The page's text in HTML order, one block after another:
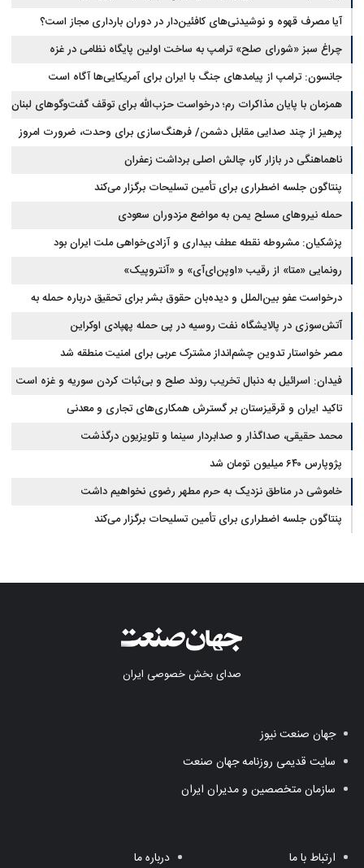
آیا مصرف قهوه و نوشیدنی‌های کافئین‌دار در دوران بارداری مجاز است؟
چراغ سبز «شورای صلح» ترامپ به ساخت اولین پایگاه نظامی در غزه
جانسون: ترامپ از پیامدهای جنگ با ایران برای آمریکایی‌ها آگاه است
همزمان با پایان مذاکرات رم؛ درخواست حزب‌الله برای توقف گفت‌وگوهای لبنان
با اسرائیل
پرهیز از چند صدایی مقابل دشمن/ فرهنگ‌سازی برای وحدت، ضرورت امروز
کشور است
ناهماهنگی در بازار کار، چالش اصلی برداشت زعفران
پنتاگون جلسه اضطراری برای تأمین تسلیحات برگزار می‌کند
حمله نیروهای مسلح یمن به مواضع مزدوران سعودی
پزشکیان: مشروطه نقطه عطف بیداری و آزادی‌خواهی ملت ایران بود
رونمایی «متا» از رقیب «اوپن‌ای‌آی» و «آنتروپیک»
درخواست عفو بین‌الملل و دیده‌بان حقوق بشر برای تحقیق درباره حمله به
خبرنگاران در لبنان
آتش‌سوزی در پالایشگاه نفت روسیه در پی حمله پهپادی اوکراین
مصر خواستار تدوین چشم‌انداز مشترک عربی برای امنیت منطقه شد
فیدان: اسرائیل به دنبال تخریب روند صلح و بی‌ثبات کردن سوریه و غزه است
تاکید ایران و قرقیزستان بر گسترش همکاری‌های تجاری و معدنی
محمد حقیقی، صداگذار و صدابردار سینما و تلویزیون درگذشت
پژوپارس ۶۴۰ میلیون تومان شد
خاموشی در مناطق نزدیک به حرم مطهر رضوی نخواهیم داشت
پنتاگون جلسه اضطراری برای تأمین تسلیحات برگزار می‌کند
صدای بخش خصوصی ایران
جهان صنعت نیوز
سایت قدیمی روزنامه جهان صنعت
سازمان متخصصین و مدیران ایران
ارتباط با ما درباره ما